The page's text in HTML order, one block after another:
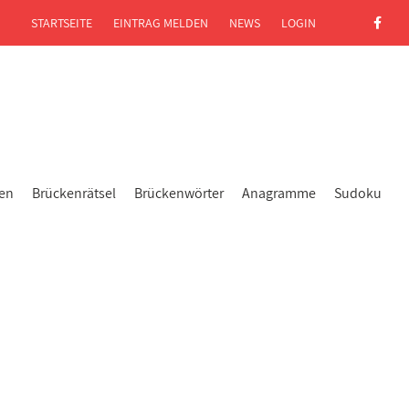
Brückenrätsel Brückenwörter Anagramme Sudoku
STARTSEITE EINTRAG MELDEN NEWS LOGIN